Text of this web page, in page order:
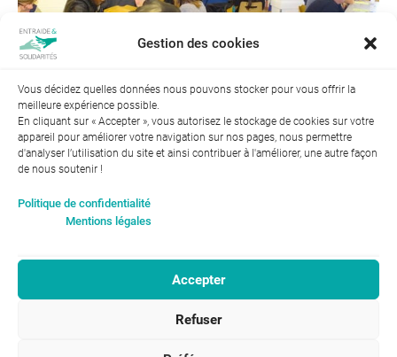
Gestion des cookies
Vous décidez quelles données nous pouvons stocker pour vous offrir la
meilleure expérience possible.
En cliquant sur « Accepter », vous autorisez le stockage de cookies sur votre
appareil pour améliorer votre navigation sur nos pages, nous permettre
d'analyser l’utilisation du site et ainsi contribuer à l'améliorer, une autre façon
de nous soutenir !
Politique de confidentialité
Mentions légales
Accepter
Refuser
← Précédent
femmes : 94
Entraide et Solidarités
46, avenue Gustave Eiffel
RGPD-Confidentialité|